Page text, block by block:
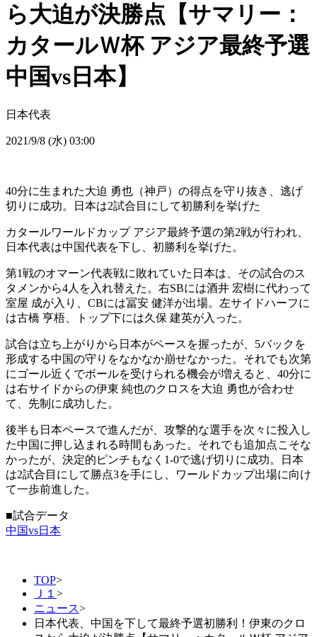
ら大迫が決勝点【サマリー：
カタールＷ杯 アジア最終予選
中国vs日本】
日本代表
2021/9/8 (水) 03:00
40分に生まれた大迫 勇也（神戸）の得点を守り抜き、逃げ
切りに成功。日本は2試合目にして初勝利を挙げた
カタールワールドカップ アジア最終予選の第2戦が行われ、
日本代表は中国代表を下し、初勝利を挙げた。
第1戦のオマーン代表戦に敗れていた日本は、その試合のス
タメンから4人を入れ替えた。右SBには酒井 宏樹に代わって
室屋 成が入り、CBには冨安 健洋が出場。左サイドハーフに
は古橋 亨梧、トップ下には久保 建英が入った。
試合は立ち上がりから日本がペースを握ったが、5バックを
形成する中国の守りをなかなか崩せなかった。それでも次第
にゴール近くでボールを受けられる機会が増えると、40分に
は右サイドからの伊東 純也のクロスを大迫 勇也が合わせ
て、先制に成功した。
後半も日本ペースで進んだが、攻撃的な選手を次々に投入し
た中国に押し込まれる時間もあった。それでも追加点こそな
かったが、決定的ピンチもなく1-0で逃げ切りに成功。日本
は2試合目にして勝点3を手にし、ワールドカップ出場に向け
て一歩前進した。
■試合データ
中国vs日本
TOP>
Ｊ１ >
ニュース>
日本代表、中国を下して最終予選初勝利！伊東のクロ